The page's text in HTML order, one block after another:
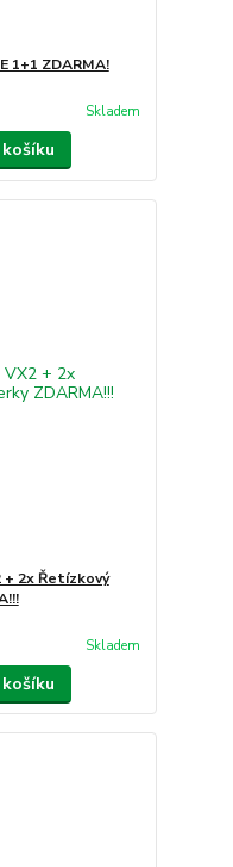
1+1 ZDARMA!
Skladem
+ 2x Řetízkový
Skladem